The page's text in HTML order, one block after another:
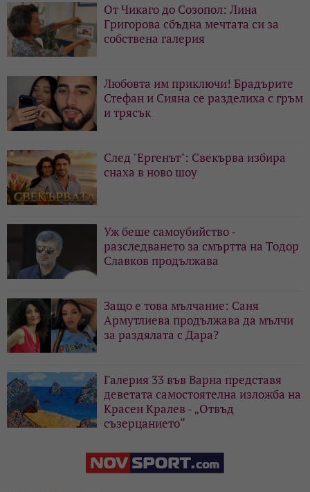
От Чикаго до Созопол: Лина
Григорова сбъдна мечтата си за
собствена галерия
Любовта им приключи! Брадърите
Стефан и Сияна се разделиха с гръм
и трясък
След "Ергенът": Свекърва избира
снаха в ново шоу
Уж беше самоубийство -
разследването за смъртта на Тодор
Славков продължава
Защо е това мълчание: Саня
Армутлиева продължава да мълчи
за раздялата с Дара?
Галерия 33 във Варна представя
деветата самостоятелна изложба на
Красен Кралев - „Отвъд
съзерцанието“